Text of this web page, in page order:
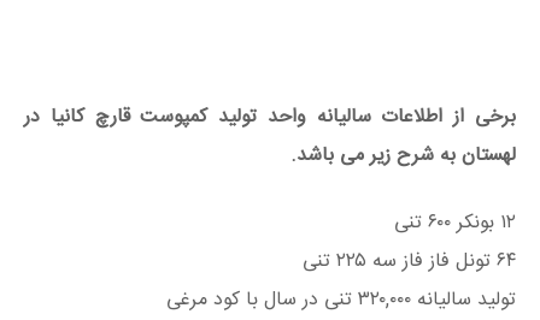
برخی از اطلاعات سالیانه واحد تولید کمپوست قارچ کانیا در
لهستان به شرح زیر می باشد.
۱۲ بونکر ۶۰۰ تنی
۶۴ تونل فاز فاز سه ۲۲۵ تنی
تولید سالیانه ۳۲۰,۰۰۰ تنی در سال با کود مرغی